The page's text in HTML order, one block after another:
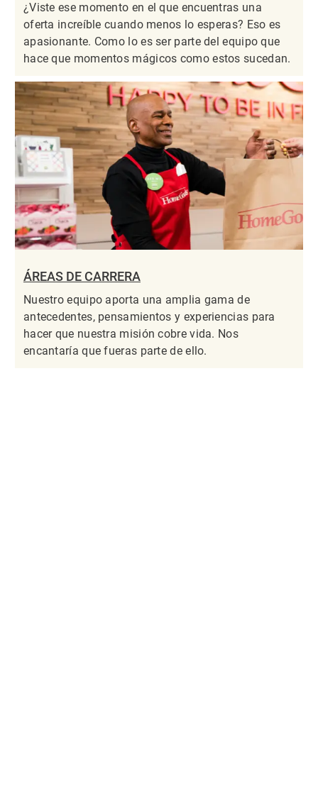
¿Viste ese momento en el que encuentras una
oferta increíble cuando menos lo esperas? Eso es
apasionante. Como lo es ser parte del equipo que
hace que momentos mágicos como estos sucedan.
ÁREAS DE CARRERA
Nuestro equipo aporta una amplia gama de
antecedentes, pensamientos y experiencias para
hacer que nuestra misión cobre vida. Nos
encantaría que fueras parte de ello.